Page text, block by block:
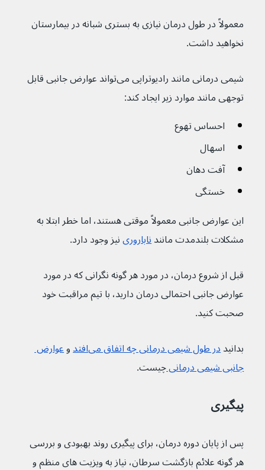
معمولاً در طول درمان نیازی به بستری شبانه در بیمارستان
نخواهید داشت.
شیمی درمانی مانند رادیوتراپی می‌تواند عوارض جانبی قابل
توجهی مانند موارد زیر ایجاد کند:
احساس تهوع
اسهال
آفت دهان
خستگی
این عوارض جانبی معمولاً موقتی هستند، اما خطر ابتلا به
مشکلات بلندمدت مانند ناباروری نیز وجود دارد.
قبل از شروع درمان، در مورد هر گونه نگرانی که در مورد
عوارض جانبی احتمالی درمان دارید، با تیم مراقبت خود
صحبت کنید.
بدانید در طول شیمی درمانی چه اتفاق می‌افتد و عوارض
جانبی شیمی درمانی چیست.
پیگیری
پس از پایان دوره درمان، برای پیگیری روند بهبودی و بررسی
هر گونه علائم بازگشت سرطان، نیاز به ویزیت های منظم و